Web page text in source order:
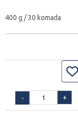
400 g / 30 komada
+
-